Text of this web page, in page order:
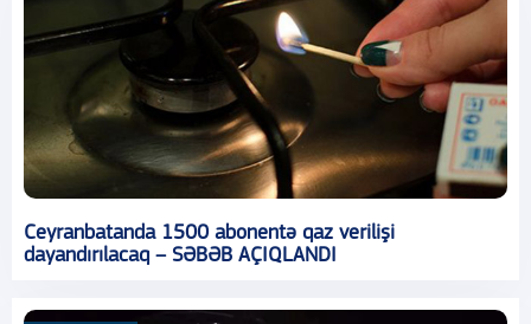
Ceyranbatanda 1500 abonentə qaz verilişi
dayandırılacaq – SƏBƏB AÇIQLANDI